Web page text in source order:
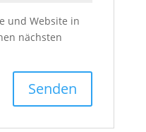
und Website in
nächsten